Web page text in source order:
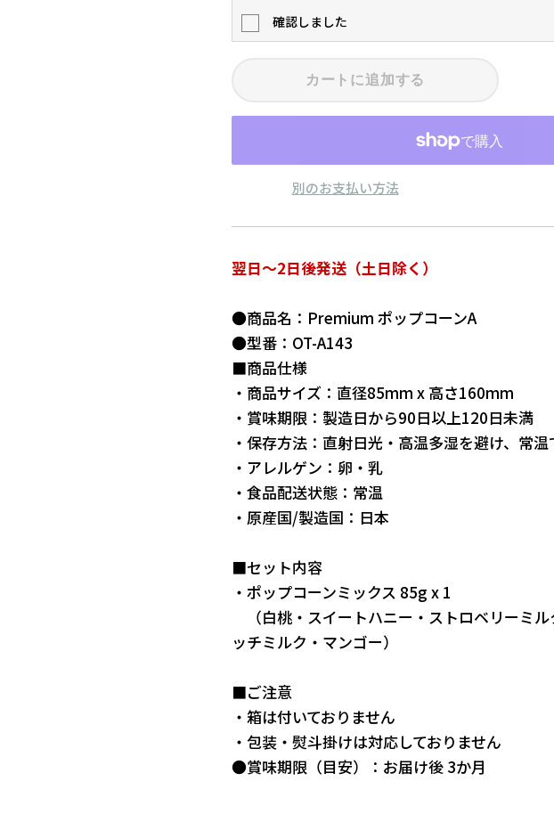
確認しました
カートに追加する
別のお支払い方法
翌日～2日後発送（土日除く）
●商品名：Premium ポップコーンA
●型番：OT-A143
■商品仕様
・商品サイズ：直径85mm x 高さ160mm
・賞味期限：製造日から90日以上120日未満
・保存方法：直射日光・高温多湿を避け、常
・アレルゲン：卵・乳
・食品配送状態：常温
・原産国/製造国：日本
■セット内容
・ポップコーンミックス 85g x 1
（白桃・スイートハニー・ストロベリーミル
ッチミルク・マンゴー）
■ご注意
・箱は付いておりません
・包装・熨斗掛けは対応しておりません
●賞味期限（目安）：お届け後 3か月